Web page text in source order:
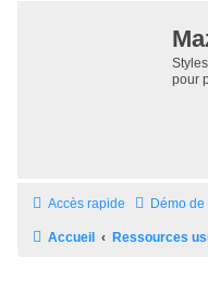
pour
Accès rapide Démo de
Accueil Ressources